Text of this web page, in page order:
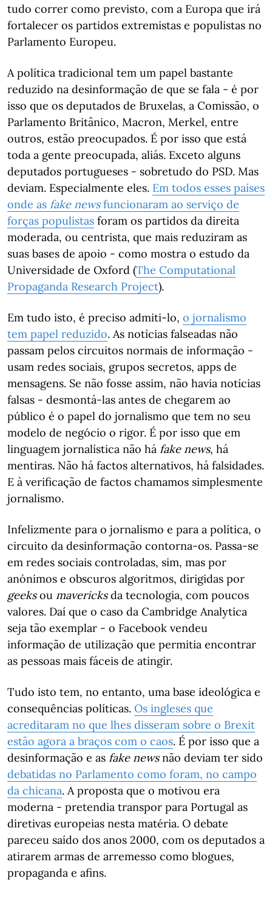
tudo correr como previsto, com a Europa que irá
fortalecer os partidos extremistas e populistas no
Parlamento Europeu.
A política tradicional tem um papel bastante
reduzido na desinformação de que se fala - é por
isso que os deputados de Bruxelas, a Comissão, o
Parlamento Britânico, Macron, Merkel, entre
outros, estão preocupados. É por isso que está
toda a gente preocupada, aliás. Exceto alguns
deputados portugueses - sobretudo do PSD. Mas
deviam. Especialmente eles. Em todos esses países
onde as fake newsfuncionaram ao serviço de
forças populistas foram os partidos da direita
moderada, ou centrista, que mais reduziram as
suas bases de apoio - como mostra o estudo da
Universidade de Oxford (The Computational
Propaganda Research Project).
Em tudo isto, é preciso admiti-lo, o jornalismo
tem papel reduzido. As notícias falseadas não
passam pelos circuitos normais de informação -
usam redes sociais, grupos secretos, apps de
mensagens. Se não fosse assim, não havia notícias
falsas - desmontá-las antes de chegarem ao
público é o papel do jornalismo que tem no seu
modelo de negócio o rigor. É por isso que em
linguagem jornalística não há fake news, há
mentiras. Não há factos alternativos, há falsidades.
E à verificação de factos chamamos simplesmente
jornalismo.
Infelizmente para o jornalismo e para a política, o
circuito da desinformação contorna-os. Passa-se
em redes sociais controladas, sim, mas por
anónimos e obscuros algoritmos, dirigidas por
geeksou mavericksda tecnologia, com poucos
valores. Daí que o caso da Cambridge Analytica
seja tão exemplar - o Facebook vendeu
informação de utilização que permitia encontrar
as pessoas mais fáceis de atingir.
Tudo isto tem, no entanto, uma base ideológica e
consequências políticas. Os ingleses que
acreditaram no que lhes disseram sobre o Brexit
estão agora a braços com o caos. É por isso que a
desinformação e as fake newsnão deviam ter sido
debatidas no Parlamento como foram, no campo
da chicana. A proposta que o motivou era
moderna - pretendia transpor para Portugal as
diretivas europeias nesta matéria. O debate
pareceu saído dos anos 2000, com os deputados a
atirarem armas de arremesso como blogues,
propaganda e afins.